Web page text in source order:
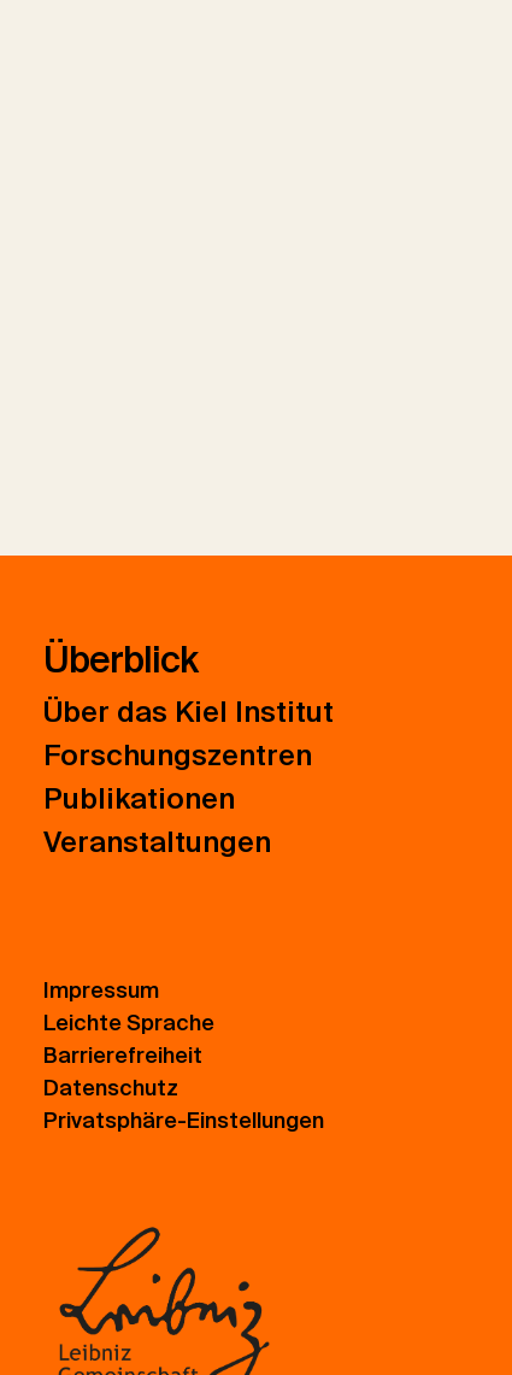
Überblick
Über das Kiel Institut
Forschungszentren
Publikationen
Veranstaltungen
Impressum
Leichte Sprache
Barrierefreiheit
Datenschutz
Privatsphäre-Einstellungen